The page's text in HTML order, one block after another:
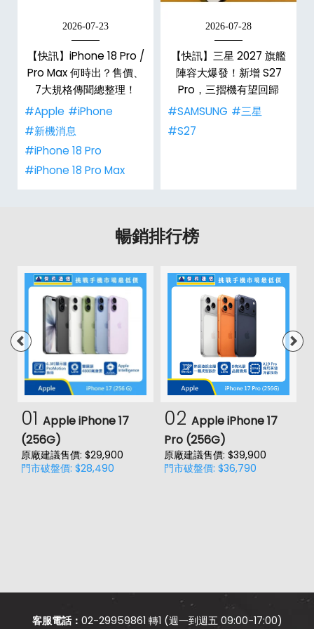
2026-07-23
【快訊】iPhone 18 Pro /
Pro Max 何時出？售價、
7大規格傳聞總整理！
#Apple #iPhone
#新機消息
#iPhone 18 Pro
#iPhone 18 Pro Max
2026-07-28
【快訊】三星 2027 旗艦
陣容大爆發！新增 S27
Pro，三摺機有望回歸
#SAMSUNG #三星
#S27
暢銷排行榜
01 Apple iPhone 17
(256G)
原廠建議售價: $29,900
門市破盤價: $28,490
02 Apple iPhone 17
Pro (256G)
原廠建議售價: $39,900
門市破盤價: $36,790
客服電話： 02-29959861 轉1 (週一到週五 09:00-17:00)